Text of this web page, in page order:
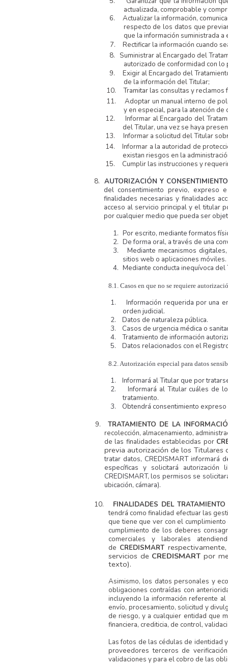
actualizada, comprobable y
6.
Actualizar la información,
respecto de los datos que
que la información suministrada a
7.
Rectificar la información cuando
8.
Suministrar al Encargado del
autorizado de conformidad con
9.
Exigir al Encargado del
de la información del Titular;
10.
Tramitar las consultas y
11.
Adoptar un manual interno de
y en especial, para la atención de
12.
Informar al Encargado del
del Titular, una vez se haya
13.
Informar a solicitud del Titular
14.
Informar a la autoridad de
existan riesgos en la
15.
Cumplir las instrucciones y
8. AUTORIZACIÓN Y
del consentimiento previo, expreso
finalidades necesarias y finalidades
acceso al servicio principal y el titular
por cualquier medio que pueda ser
1. Por escrito, mediante formatos
2. De forma oral, a través de una
3.
Mediante mecanismos
sitios web o aplicaciones móviles.
4. Mediante conducta inequívoca
8.1. Casos en que no se requiere
1.
Información requerida por una
orden judicial.
2.
Datos de naturaleza pública.
3.
Casos de urgencia médica o
4.
Tratamiento de información
5.
Datos relacionados con el
8.2. Autorización especial para datos
1.
Informará al Titular que por
2.
Informará al Titular cuáles de
tratamiento.
3.
Obtendrá consentimiento
9.
TRATAMIENTO DE LA
recolección, almacenamiento,
de las finalidades establecidas por
previa autorización de los Titulares
tratar datos, CREDISMART informará
específicas y solicitará autorización
CREDISMART, los permisos se
ubicación, cámara).
10.
FINALIDADES DEL
tendrá como finalidad efectuar las
que tiene que ver con el
cumplimiento de los deberes
comerciales y laborales
de CREDISMART
servicios de CREDISMART por
texto).
Asimismo, los datos personales y
obligaciones contraídas con
incluyendo la información referente
envío, procesamiento, solicitud y
de riesgo, y a cualquier entidad que
financiera, crediticia, de control,
Las fotos de las cédulas de identidad
proveedores terceros de
validaciones y para el cobro de las